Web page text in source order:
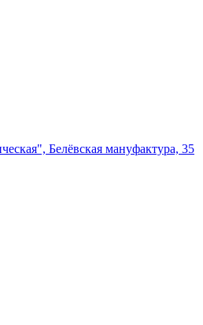
Белёвская мануфактура, 35